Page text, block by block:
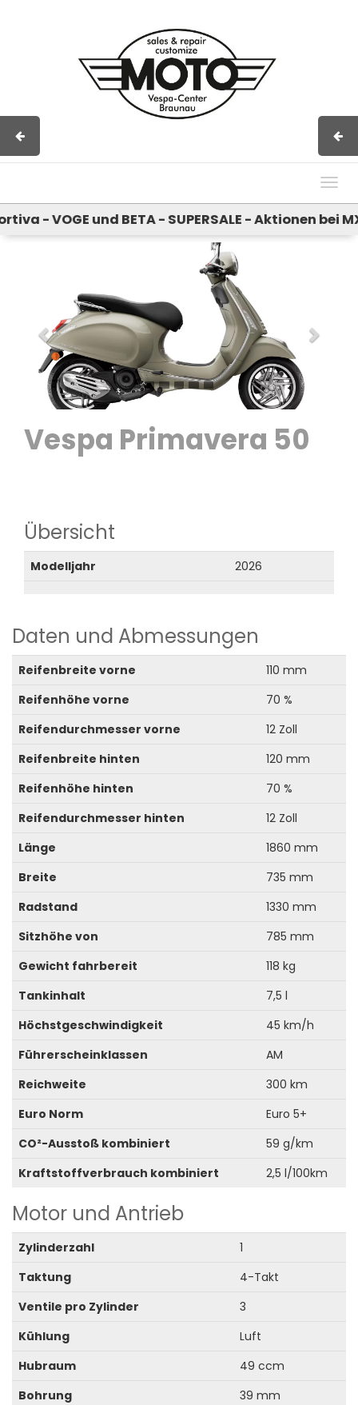
- VOGE und BETA - SUPERSALE - Aktionen bei
Vespa Primavera 50
Übersicht
Modelljahr 2026
Daten und Abmessungen
Reifenbreite vorne
110 mm
Reifenhöhe vorne
70 %
Reifendurchmesser vorne
12 Zoll
Reifenbreite hinten
120 mm
Reifenhöhe hinten
70 %
Reifendurchmesser hinten
12 Zoll
Länge
1860 mm
Breite
735 mm
Radstand
1330 mm
Sitzhöhe von
785 mm
Gewicht fahrbereit
118 kg
Tankinhalt
7,5 l
Höchstgeschwindigkeit
45 km/h
Führerscheinklassen
AM
Reichweite
300 km
Euro Norm
Euro 5+
CO²-Ausstoß kombiniert
59 g/km
Kraftstoffverbrauch kombiniert
2,5 l/100km
Motor und Antrieb
Zylinderzahl
1
Taktung
4-Takt
Ventile pro Zylinder
3
Kühlung
Luft
Hubraum
49 ccm
Bohrung
39 mm